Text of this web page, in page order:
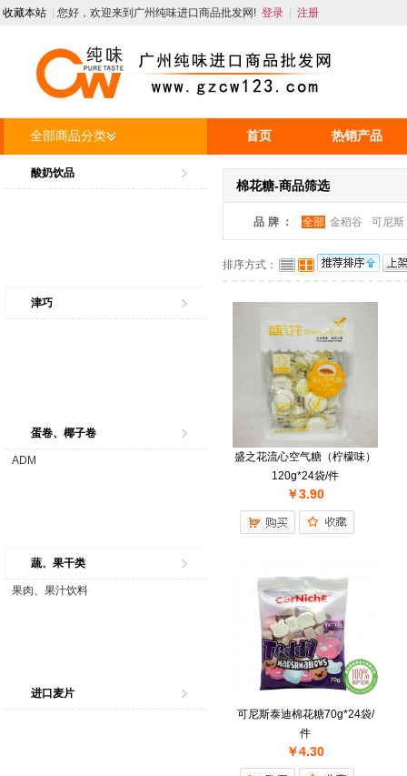
收藏本站 您好，欢迎来到广州纯味进口商品批发网! 登录 注册
全部商品分类
酸奶饮品
津巧
蛋卷、椰子卷
ADM
蔬、果干类
果肉、果汁饮料
进口麦片
首页 热销产品
人才招聘 资讯
棉花糖-商品筛选
品牌： 全部 金稻谷 可尼斯
排序方式：
盛之花流心空气糖（柠檬味）
120g*24袋/件
￥3.90
可尼斯泰迪棉花糖70g*24袋/
件
￥4.30